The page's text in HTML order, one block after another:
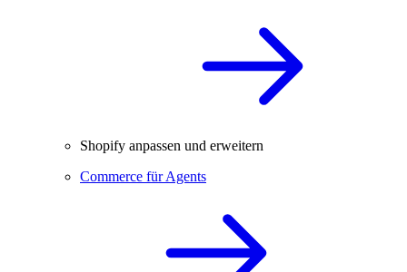
Shopify anpassen und erweitern
Commerce für Agents